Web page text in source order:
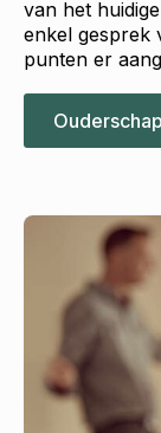
van het
enkel gesprek
punten er